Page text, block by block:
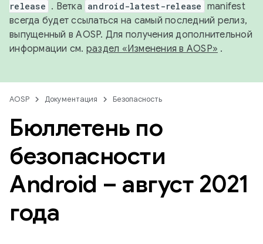
release . Ветка android-latest-release manifest
всегда будет ссылаться на самый последний релиз,
выпущенный в AOSP. Для получения дополнительной
информации см. раздел «Изменения в AOSP» .
AOSP Документация Безопасность
Бюллетень по
безопасности
Android – август 2021
года